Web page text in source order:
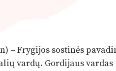
– Frygijos sostinės
vardų. Gordijaus vardas